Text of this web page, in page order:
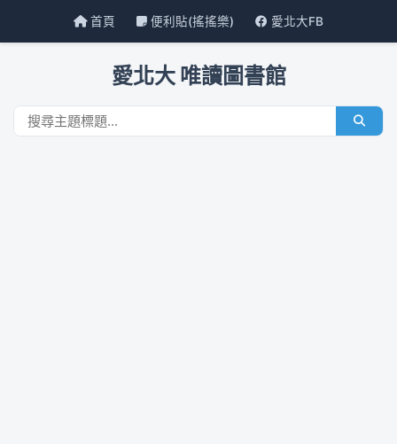
首頁 便利貼(搖搖樂) 愛北大FB
愛北大 唯讀圖書館